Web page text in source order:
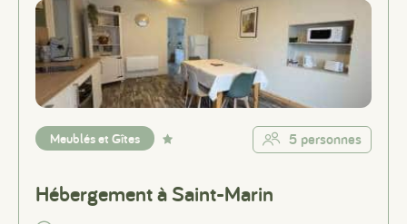
Meublés et Gîtes 5 personnes
Hébergement à Saint-Marin